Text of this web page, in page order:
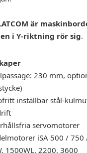
är
i Y-riktning rör sig.
230 mm,
inställbar stål-
servomotorer
iSA 500 /
1500WL, 2200, 3600